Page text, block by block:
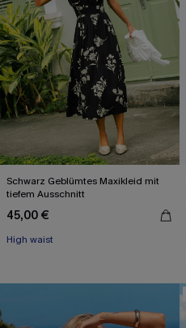
Schwarz Geblümtes Maxikleid mit
tiefem Ausschnitt
45,00 €
High waist